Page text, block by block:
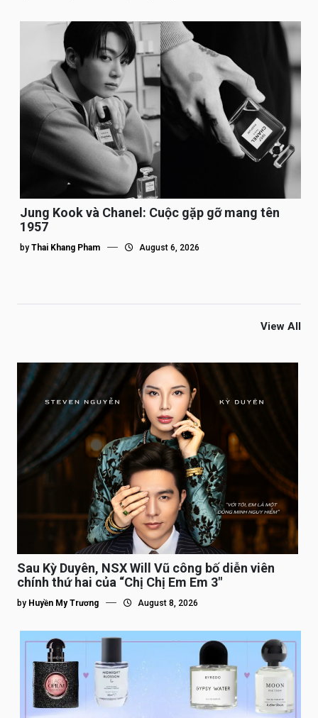
Jung Kook và Chanel: Cuộc gặp gỡ mang tên
1957
by Thai Khang Pham August 6, 2026
View All
Sau Kỳ Duyên, NSX Will Vũ công bố diễn viên
chính thứ hai của “Chị Chị Em Em 3″
by Huyền My Trương August 8, 2026